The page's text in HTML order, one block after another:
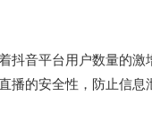
抖音平台用户数量的
播的安全性，防止信